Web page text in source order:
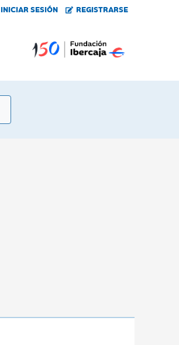
INICIAR SESIÓN REGISTRARSE